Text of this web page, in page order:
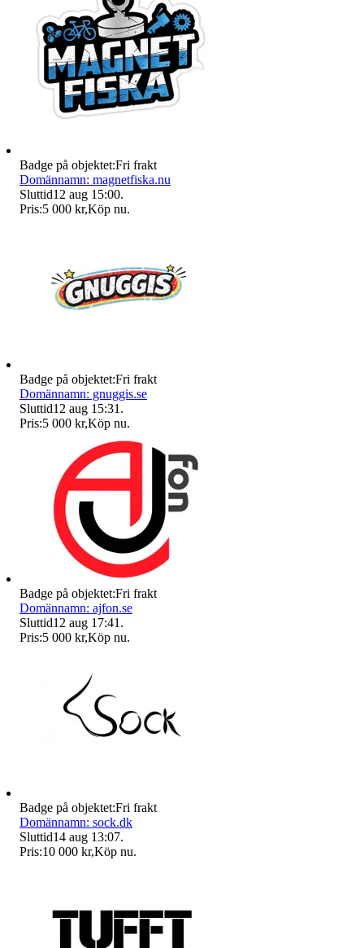
Badge på objektet:Fri frakt
Domännamn: magnetfiska.nu
Sluttid12 aug 15:00.
Pris:5 000 kr,Köp nu.
Badge på objektet:Fri frakt
Domännamn: gnuggis.se
Sluttid12 aug 15:31 .
Pris:5 000 kr,Köp nu.
Badge på objektet:Fri frakt
Domännamn: ajfon.se
Sluttid12 aug 17:41 .
Pris:5 000 kr,Köp nu.
Badge på objektet:Fri frakt
Domännamn: sock.dk
Sluttid14 aug 13:07.
Pris:10 000 kr,Köp nu.